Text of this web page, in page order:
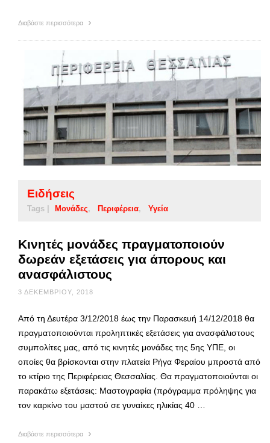
Διαβάστε περισσότερα
Ειδήσεις
Tags | Μονάδες Περιφέρεια Υγεία
Κινητές μονάδες πραγματοποιούν
δωρεάν εξετάσεις για άπορους και
ανασφάλιστους
3 ΔΕΚΕΜΒΡΊΟΥ, 2018
Από τη Δευτέρα 3/12/2018 έως την Παρασκευή 14/12/2018 θα
πραγματοποιούνται προληπτικές εξετάσεις για ανασφάλιστους
συμπολίτες μας, από τις κινητές μονάδες της 5ης ΥΠΕ, οι
οποίες θα βρίσκονται στην πλατεία Ρήγα Φεραίου μπροστά από
το κτίριο της Περιφέρειας Θεσσαλίας. Θα πραγματοποιούνται οι
παρακάτω εξετάσεις: Μαστογραφία (πρόγραμμα πρόληψης για
τον καρκίνο του μαστού σε γυναίκες ηλικίας 40 …
Διαβάστε περισσότερα